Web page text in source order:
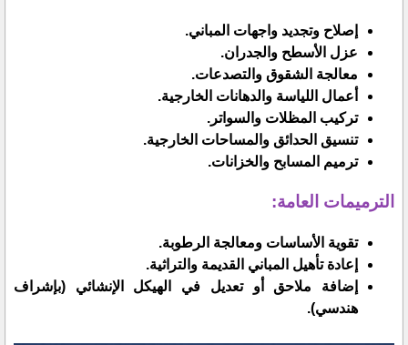
إصلاح وتجديد واجهات المباني.
عزل الأسطح والجدران.
معالجة الشقوق والتصدعات.
أعمال اللياسة والدهانات الخارجية.
تركيب المظلات والسواتر.
تنسيق الحدائق والمساحات الخارجية.
ترميم المسابح والخزانات.
الترميمات العامة:
تقوية الأساسات ومعالجة الرطوبة.
إعادة تأهيل المباني القديمة والتراثية.
إضافة ملاحق أو تعديل في الهيكل الإنشائي (بإشراف
هندسي).